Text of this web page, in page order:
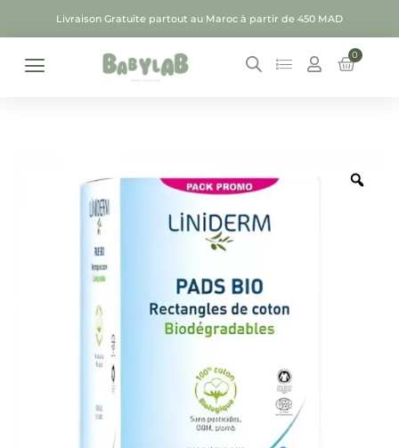
Livraison Gratuite partout au Maroc à partir de 450 MAD
0